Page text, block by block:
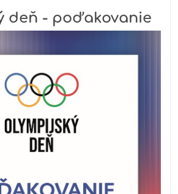
deň - poďakovanie